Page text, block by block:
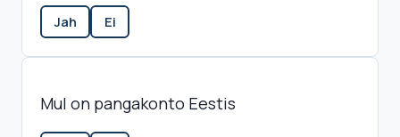
Jah Ei
Mul on pangakonto Eestis